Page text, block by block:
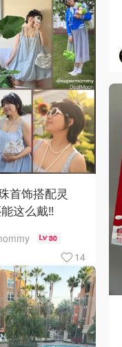
首饰搭配灵
这么戴‼️
30
14